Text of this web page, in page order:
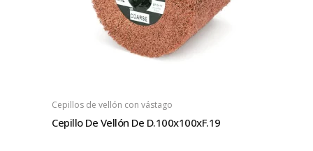
Cepillos de vellón con vástago
Cepillo De Vellón De D.100x100xF.19